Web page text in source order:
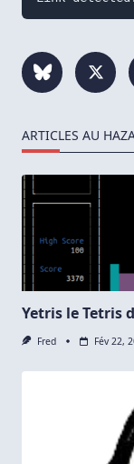
ARTICLES AU
Yetris le Tetris
Fred Fév 22,